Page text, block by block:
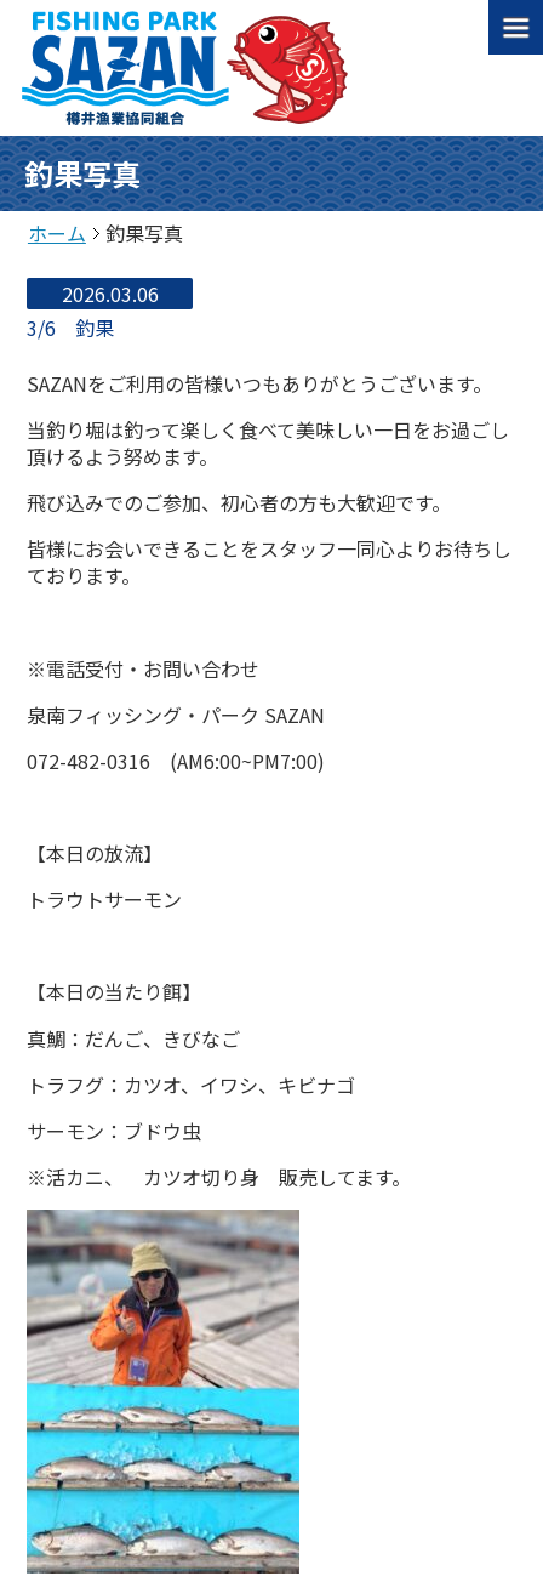
釣果写真
ホーム 釣果写真
2026.03.06
3/6 釣果
SAZANをご利用の皆様いつもありがとうございます。
当釣り堀は釣って楽しく食べて美味しい一日をお過ごし
頂けるよう努めます。
飛び込みでのご参加、初心者の方も大歓迎です。
皆様にお会いできることをスタッフ一同心よりお待ちし
ております。
※電話受付・お問い合わせ
泉南フィッシング・パーク SAZAN
072-482-0316 (AM6:00~PM7:00)
【本日の放流】
トラウトサーモン
【本日の当たり餌】
真鯛：だんご、きびなご
トラフグ：カツオ、イワシ、キビナゴ
サーモン：ブドウ虫
※活カニ、 カツオ切り身 販売してます。